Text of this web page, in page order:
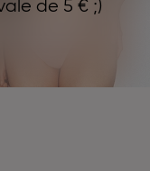
de 5 € ;)